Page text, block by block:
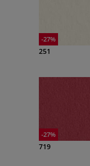
-27%
251
-27%
719